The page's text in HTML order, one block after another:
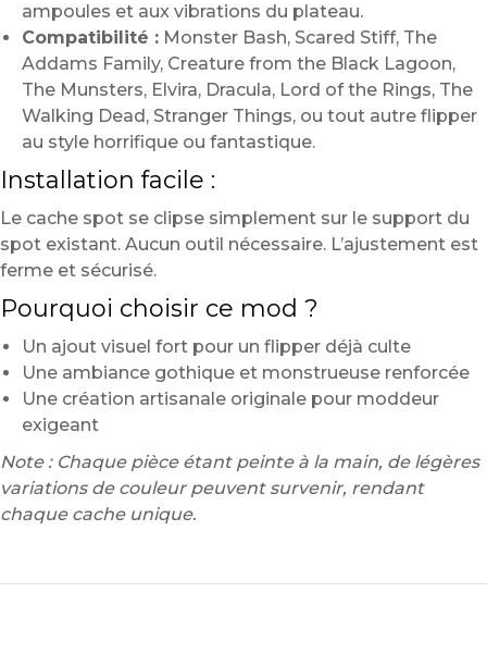
ampoules et aux vibrations du plateau.
Compatibilité : Monster Bash, Scared Stiff, The
Addams Family, Creature from the Black Lagoon,
The Munsters, Elvira, Dracula, Lord of the Rings, The
Walking Dead, Stranger Things, ou tout autre flipper
au style horrifique ou fantastique.
Installation facile :
Le cache spot se clipse simplement sur le support du
spot existant. Aucun outil nécessaire. L’ajustement est
ferme et sécurisé.
Pourquoi choisir ce mod ?
Un ajout visuel fort pour un flipper déjà culte
Une ambiance gothique et monstrueuse renforcée
Une création artisanale originale pour moddeur
exigeant
Note : Chaque pièce étant peinte à la main, de légères
variations de couleur peuvent survenir, rendant
chaque cache unique.